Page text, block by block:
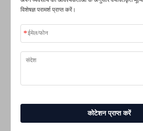
विशेषज्ञ परामर्श प्राप्त करें।
कोटेशन प्राप्त करें